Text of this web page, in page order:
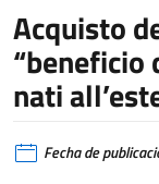
Acquisto
nati
Fecha de